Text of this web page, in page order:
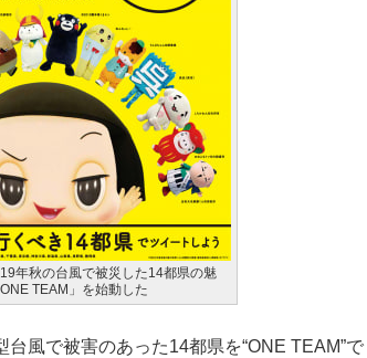
年秋の台風で被災した14都県の魅
TEAM」を始動した
風で被害のあった14都県を“ONE TEAM”で